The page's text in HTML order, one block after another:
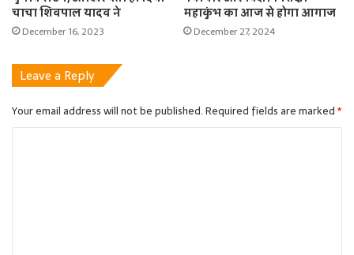
चाचा शिवपाल यादव ने
December 16, 2023
महाकुंभ का आज से होगा आगाज
December 27, 2024
Leave a Reply
Your email address will not be published.Required fields are marked*